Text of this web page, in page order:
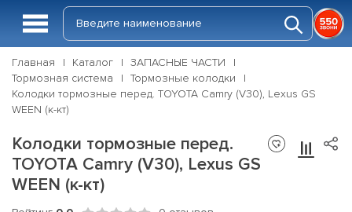
Главная Каталог
ЗАПАСНЫЕ ЧАСТИ
Тормозная система
Тормозные колодки
Колодки тормозные перед. TOYOTA Camry (V30), Lexus GS
WEEN (к-кт)
Колодки тормозные перед.
TOYOTA Camry (V30), Lexus GS
WEEN (к-кт)